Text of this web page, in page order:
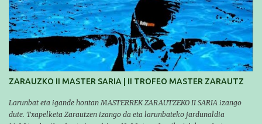
Contreras , en una mañana popular festiva organizada por el club Igartza.
Las pruebas empezarán a las 10:30, a las 11:30 habrá pruebas populares
australianas y después habrá un almuerzo para todos y todas las
participantes. Toda la información sobre convocatorias y competiciones la
encontraréis en nuestra web, en el siguiente enlace:
https://www.es.buruntzaldeaikt.eus/competici%C3%B3n/egutegia#h.9xisch
p06awl ¡Mucha suert...
ZARAUZKO II MASTER SARIA | II TROFEO MASTER ZARAUTZ
Larunbat eta igande hontan MASTERREK ZARAUTZEKO II SARIA izango
dute. Txapelketa Zarautzen izango da eta larunbateko jardunaldia